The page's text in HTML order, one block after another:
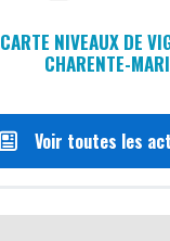
CARTE NIVEAUX DE
CHARENTE-
Voir toutes les